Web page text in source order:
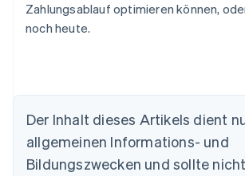
Zahlungsablauf optimieren können,
noch heute.
Der Inhalt dieses Artikels dient
allgemeinen Informations- und
Bildungszwecken und sollte